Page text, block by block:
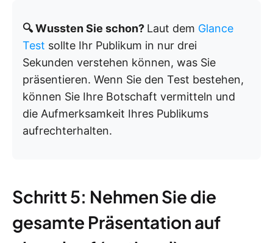
🔍 Wussten Sie schon? Laut dem Glance
Test sollte Ihr Publikum in nur drei
Sekunden verstehen können, was Sie
präsentieren. Wenn Sie den Test bestehen,
können Sie Ihre Botschaft vermitteln und
die Aufmerksamkeit Ihres Publikums
aufrechterhalten.
Schritt 5: Nehmen Sie die
gesamte Präsentation auf